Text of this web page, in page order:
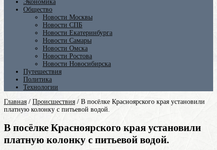
Экономика
Общество
Новости Москвы
Новости СПБ
Новости Екатеринбурга
Новости Самары
Новости Омска
Новости Ростова
Новости Новосибирска
Путешествия
Политика
Технологии
Главная / Происшествия / В посёлке Красноярского края установили
платную колонку с питьевой водой.
В посёлке Красноярского края установили
платную колонку с питьевой водой.